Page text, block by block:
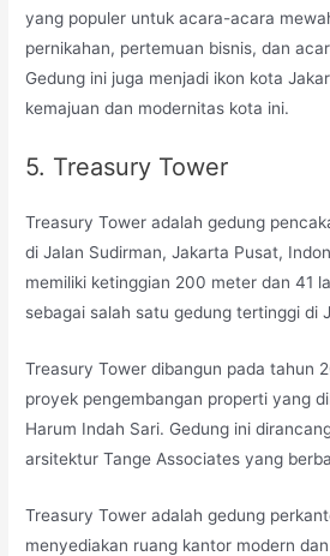
yang populer untuk acara-acara
pernikahan, pertemuan bisnis, dan
Gedung ini juga menjadi ikon kota
kemajuan dan modernitas kota ini.
5. Treasury Tower
Treasury Tower adalah gedung
di Jalan Sudirman, Jakarta Pusat,
memiliki ketinggian 200 meter dan 41
sebagai salah satu gedung tertinggi di
Treasury Tower dibangun pada tahun
proyek pengembangan properti yang
Harum Indah Sari. Gedung ini
arsitektur Tange Associates yang
Treasury Tower adalah gedung
menyediakan ruang kantor modern